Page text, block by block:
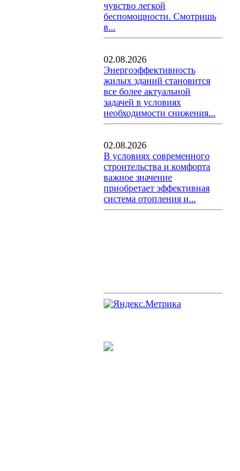
чувство легкой
беспомощности. Смотришь
в...
02.08.2026
Энергоэффективность
жилых зданий становится
все более актуальной
задачей в условиях
необходимости снижения...
02.08.2026
В условиях современного
строительства и комфорта
важное значение
приобретает эффективная
система отопления и...